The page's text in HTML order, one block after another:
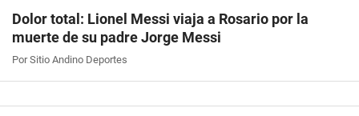
Dolor total: Lionel Messi viaja a Rosario por la
muerte de su padre Jorge Messi
Por Sitio Andino Deportes